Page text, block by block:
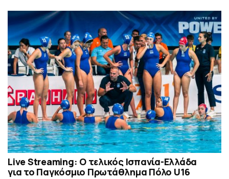
Live Streaming: Ο τελικός Ισπανία-Ελλάδα
για το Παγκόσμιο Πρωτάθλημα Πόλο U16